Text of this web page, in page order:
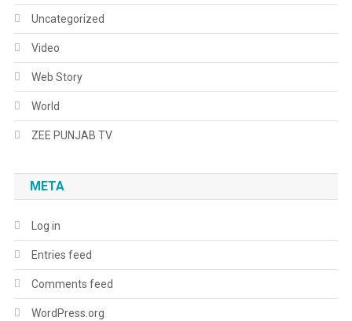
Uncategorized
Video
Web Story
World
ZEE PUNJAB TV
META
Log in
Entries feed
Comments feed
WordPress.org